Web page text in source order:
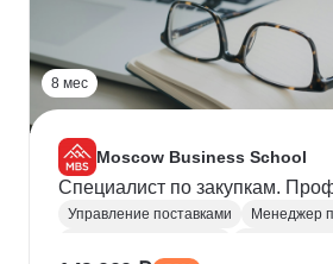
ВЭД-логистика
8 мес
Moscow Business School
Специалист по закупкам.
Управление поставками
Менеджер